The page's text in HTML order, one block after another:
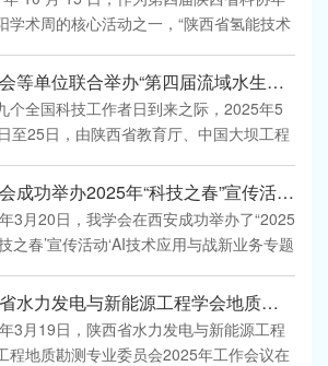
技术交流论坛暨第二届陕西省工程地质勘
学术周的核心活动之一，“陕西省氢能技术
酒店圆满落幕。本次研讨会聚焦氢能技术
产业落地，汇聚政、产、学、研多方力
陕西氢能产业高质量发展凝聚共识、擘画
我学会等单位联合举办“第四届流域水生态环境保护学术论坛
个全国科技工作者日到来之际，2025年5
至25日，由陕西省教育厅、中国大坝工程
州、湖南、广西、湖北、广东等省（区）
电工程学会共同主办，西安理工大学旱区
生态环境全国重点实验室、我学会水库与
...
我学会成功举办2025年“科技之春”宣传活动 --AI技术应用与战新业务专题报告会
3月20日，我学会在西安成功举办了“2025
之春’宣传活动‘AI技术应用与战新业务专题
员会、科普工作委员会、中国电建集团西
设计研究院有限公司等联合承办，学会理
元庆，学会副理事长、中国电建西北院...
陕西省水力发电与新能源工程学会地质勘测专业委员会 2025年工作会议成功召开
3月19日，陕西省水力发电与新能源工程
程地质勘测专业委员会2025年工作会议在